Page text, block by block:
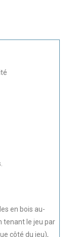
en bois au-
tenant le jeu par
côté du jeu),